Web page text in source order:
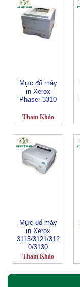
Mực đổ máy
in Xerox
Phaser 3310
Tham Khảo
Mực đổ máy
in Xerox
3115/3121/312
0/3130
Tham Khảo